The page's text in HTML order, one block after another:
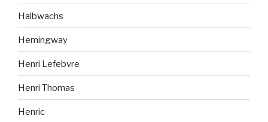
Halbwachs
Hemingway
Henri Lefebvre
Henri Thomas
Henric